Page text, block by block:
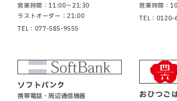
営業時間：11:00～21:30
ラストオーダー：21:00
TEL：077-585-9555
営業時間：
TEL：0120-
ソフトバンク
携帯電話・周辺通信機器 おひつご